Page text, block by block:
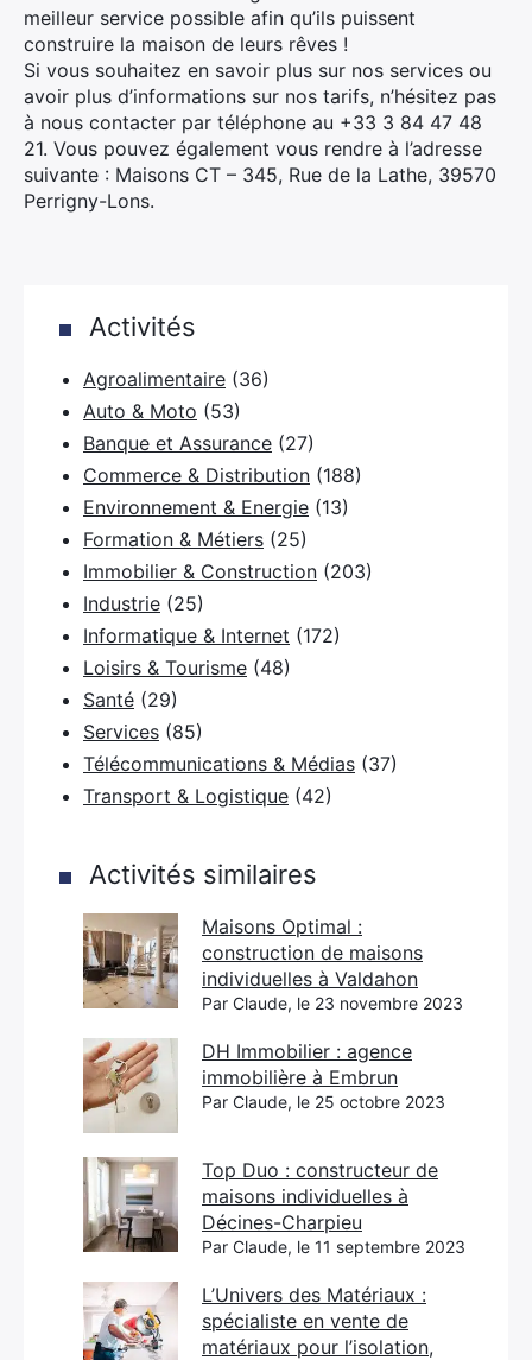
meilleur service possible afin qu’ils puissent
construire la maison de leurs rêves !
Si vous souhaitez en savoir plus sur nos services ou
avoir plus d’informations sur nos tarifs, n’hésitez pas
à nous contacter par téléphone au +33 3 84 47 48
21. Vous pouvez également vous rendre à l’adresse
suivante : Maisons CT – 345, Rue de la Lathe, 39570
Perrigny-Lons.
Activités
Agroalimentaire (36)
Auto & Moto (53)
Banque et Assurance (27)
Commerce & Distribution (188)
Environnement & Energie (13)
Formation & Métiers (25)
Immobilier & Construction (203)
Industrie (25)
Informatique & Internet (172)
Loisirs & Tourisme (48)
Santé (29)
Services (85)
Télécommunications & Médias (37)
Transport & Logistique (42)
Activités similaires
Maisons Optimal :
construction de maisons
individuelles à Valdahon
Par Claude, le 23 novembre 2023
DH Immobilier : agence
immobilière à Embrun
Par Claude, le 25 octobre 2023
Top Duo : constructeur de
maisons individuelles à
Décines-Charpieu
Par Claude, le 11 septembre 2023
L’Univers des Matériaux :
spécialiste en vente de
matériaux pour l’isolation,
Rechercher
: